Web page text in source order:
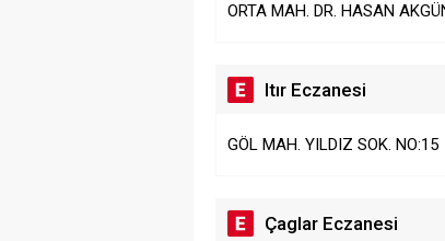
ORTA MAH. DR. HASAN
Itır Eczanesi
GÖL MAH. YILDIZ SOK. NO:15
Çaglar Eczanesi